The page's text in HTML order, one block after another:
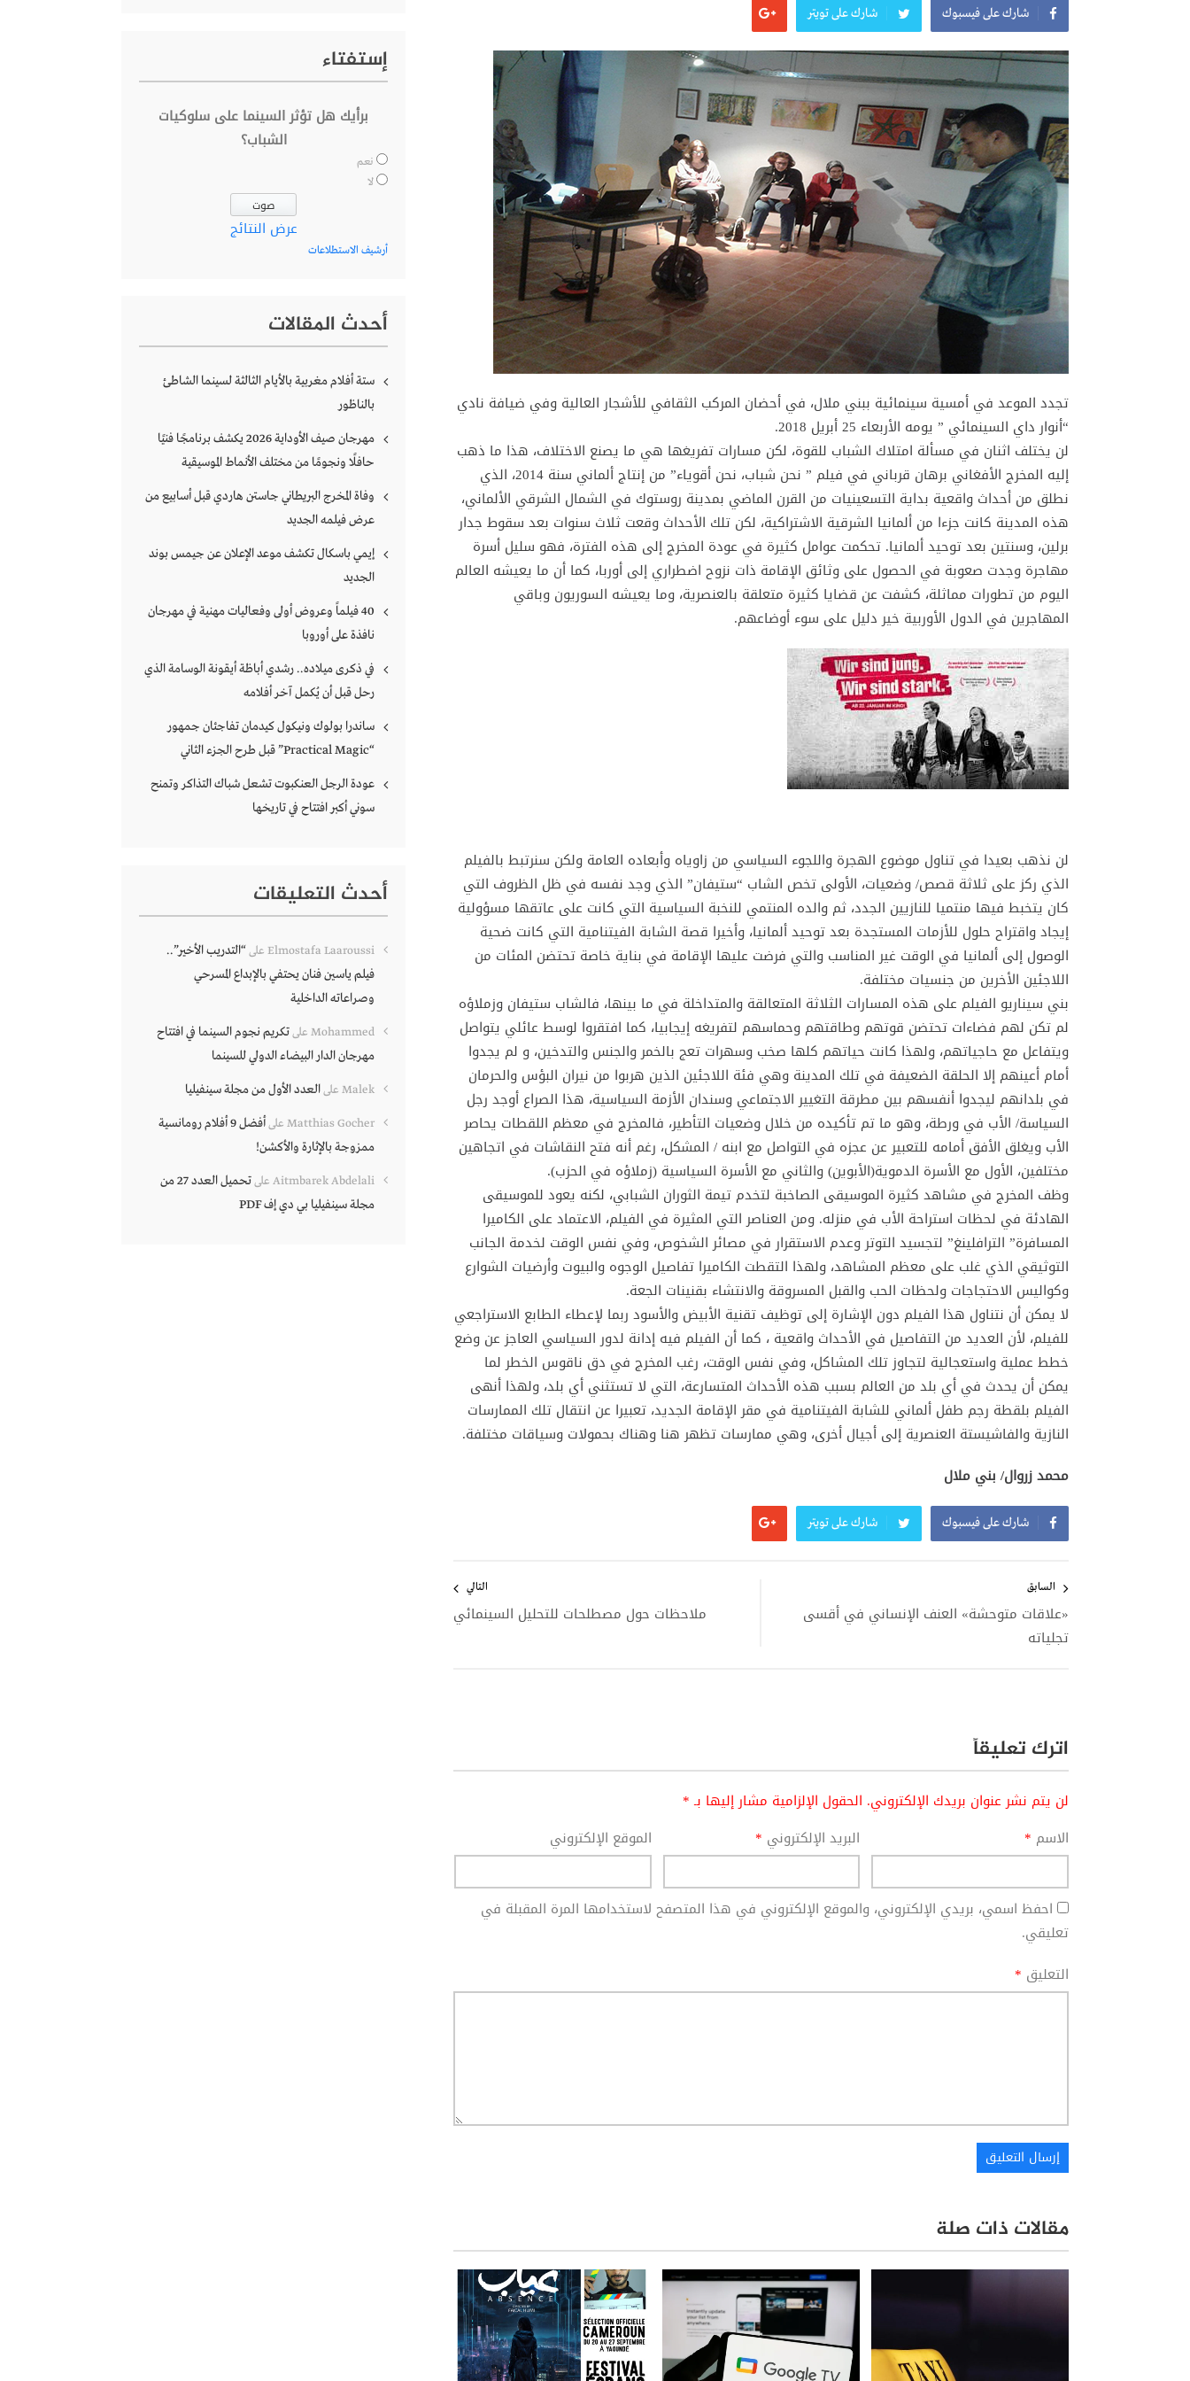
شارك على فيسبوك شارك على تويتر
تجدد الموعد في أمسية سينمائية ببني ملال، في أحضان المركب الثقافي للأشجار العالية وفي ضيافة نادي
“أنوار داي السينمائي ” يومه الأربعاء 25 أبريل 2018.
لن يختلف اثنان في مسألة امتلاك الشباب للقوة، لكن مسارات تفريغها هي ما يصنع الاختلاف، هذا ما ذهب
إليه المخرج الأفغاني برهان قرباني في فيلم ” نحن شباب، نحن أقوياء” من إنتاج ألماني سنة 2014، الذي
نطلق من أحداث واقعية بداية التسعينيات من القرن الماضي بمدينة روستوك في الشمال الشرقي الألماني،
هذه المدينة كانت جزءا من ألمانيا الشرقية الاشتراكية، لكن تلك الأحداث وقعت ثلاث سنوات بعد سقوط جدار
برلين، وسنتين بعد توحيد ألمانيا. تحكمت عوامل كثيرة في عودة المخرج إلى هذه الفترة، فهو سليل أسرة
مهاجرة وجدت صعوبة في الحصول على وثائق الإقامة ذات نزوح اضطراري إلى أوربا، كما أن ما يعيشه العالم
اليوم من تطورات مماثلة، كشفت عن قضايا كثيرة متعلقة بالعنصرية، وما يعيشه السوريون وباقي
المهاجرين في الدول الأوربية خير دليل على سوء أوضاعهم.
لن نذهب بعيدا في تناول موضوع الهجرة واللجوء السياسي من زاوياه وأبعاده العامة ولكن سنرتبط بالفيلم
الذي ركز على ثلاثة قصص/ وضعيات، الأولى تخص الشاب “ستيفان” الذي وجد نفسه في ظل الظروف التي
كان يتخبط فيها منتميا للنازيين الجدد، ثم والده المنتمي للنخبة السياسية التي كانت على عاتقها مسؤولية
إيجاد واقتراح حلول للأزمات المستجدة بعد توحيد ألمانيا، وأخيرا قصة الشابة الفيتنامية التي كانت ضحية
الوصول إلى ألمانيا في الوقت غير المناسب والتي فرضت عليها الإقامة في بناية خاصة تحتضن المئات من
اللاجئين الأخرين من جنسيات مختلفة.
بني سيناريو الفيلم على هذه المسارات الثلاثة المتعالقة والمتداخلة في ما بينها، فالشاب ستيفان وزملاؤه
لم تكن لهم فضاءات تحتضن قوتهم وطاقتهم وحماسهم لتفريغه إيجابيا، كما افتقروا لوسط عائلي يتواصل
ويتفاعل مع حاجياتهم، ولهذا كانت حياتهم كلها صخب وسهرات تعج بالخمر والجنس والتدخين، و لم يجدوا
أمام أعينهم إلا الحلقة الضعيفة في تلك المدينة وهي فئة اللاجئين الذين هربوا من نيران البؤس والحرمان
في بلدانهم ليجدوا أنفسهم بين مطرقة التغيير الاجتماعي وسندان الأزمة السياسية، هذا الصراع أوجد رجل
السياسة/ الأب في ورطة، وهو ما تم تأكيده من خلال وضعيات التأطير، فالمخرج في معظم اللقطات يحاصر
الأب ويغلق الأفق أمامه للتعبير عن عجزه في التواصل مع ابنه / المشكل، رغم أنه فتح النقاشات في اتجاهين
مختلفين، الأول مع الأسرة الدموية(الأبوين) والثاني مع الأسرة السياسية (زملاؤه في الحزب).
وظف المخرج في مشاهد كثيرة الموسيقى الصاخبة لتخدم تيمة الثوران الشبابي، لكنه يعود للموسيقى
الهادئة في لحظات استراحة الأب في منزله. ومن العناصر التي المثيرة في الفيلم، الاعتماد على الكاميرا
المسافرة” الترافلينغ” لتجسيد التوتر وعدم الاستقرار في مصائر الشخوص، وفي نفس الوقت لخدمة الجانب
التوثيقي الذي غلب على معظم المشاهد، ولهذا التقطت الكاميرا تفاصيل الوجوه والبيوت وأرضيات الشوارع
وكواليس الاحتجاجات ولحظات الحب والقبل المسروقة والانتشاء بقنينات الجعة.
لا يمكن أن نتناول هذا الفيلم دون الإشارة إلى توظيف تقنية الأبيض والأسود ربما لإعطاء الطابع الاستراجعي
للفيلم، لأن العديد من التفاصيل في الأحداث واقعية ، كما أن الفيلم فيه إدانة لدور السياسي العاجز عن وضع
خطط عملية واستعجالية لتجاوز تلك المشاكل، وفي نفس الوقت، رغب المخرج في دق ناقوس الخطر لما
يمكن أن يحدث في أي بلد من العالم بسبب هذه الأحداث المتسارعة، التي لا تستثني أي بلد، ولهذا أنهى
الفيلم بلقطة رجم طفل ألماني للشابة الفيتنامية في مقر الإقامة الجديد، تعبيرا عن انتقال تلك الممارسات
النازية والفاشيستة العنصرية إلى أجيال أخرى، وهي ممارسات تظهر هنا وهناك بحمولات وسياقات مختلفة.
محمد زروال/ بني ملال
شارك على فيسبوك شارك على تويتر
المقالات
السابق
«علاقات متوحشة» العنف الإنساني في أقسى
تجلياته
التالي
ملاحظات حول مصطلحات للتحليل السينمائي
اترك تعليقاً
لن يتم نشر عنوان بريدك الإلكتروني. الحقول الإلزامية مشار إليها بـ*
الاسم * البريد الإلكتروني * الموقع الإلكتروني
احفظ اسمي، بريدي الإلكتروني، والموقع الإلكتروني في هذا المتصفح لاستخدامها المرة المقبلة في
تعليقي.
التعليق *
مقالات ذات صلة
إستفتاء
برأيك هل تؤثر السينما على سلوكيات
الشباب؟
نعم
لا
عرض النتائج
أرشيف الاستطلاعات
أحدث المقالات
ستة أفلام مغربية بالأيام الثالثة لسينما الشاطئ
بالناظور
مهرجان صيف الأوداية 2026 يكشف برنامجًا فنيًا
حافلًا ونجومًا من مختلف الأنماط الموسيقية
وفاة المخرج البريطاني جاستن هاردي قبل أسابيع من
عرض فيلمه الجديد
إيمي باسكال تكشف موعد الإعلان عن جيمس بوند
الجديد
40 فيلماً وعروض أولى وفعاليات مهنية في مهرجان
نافذة على أوروبا
في ذكرى ميلاده.. رشدي أباظة أيقونة الوسامة الذي
رحل قبل أن يُكمل آخر أفلامه
ساندرا بولوك ونيكول كيدمان تفاجئان جمهور
“Practical Magic” قبل طرح الجزء الثاني
عودة الرجل العنكبوت تشعل شباك التذاكر وتمنح
سوني أكبر افتتاح في تاريخها
أحدث التعليقات
Elmostafa Laaroussi على“التدريب الأخير”..
فيلم ياسين فنان يحتفي بالإبداع المسرحي
وصراعاته الداخلية
Mohammed علىتكريم نجوم السينما في افتتاح
مهرجان الدار البيضاء الدولي للسينما
Malek علىالعدد الأول من مجلة سينفيليا
Matthias Gocher على
أفضل 9 أفلام رومانسية
ممزوجة بالإثارة والأكشن!
Aitmbarek Abdelali على
تحميل العدد 27 من
مجلة سينفيليا بي دي إف PDF